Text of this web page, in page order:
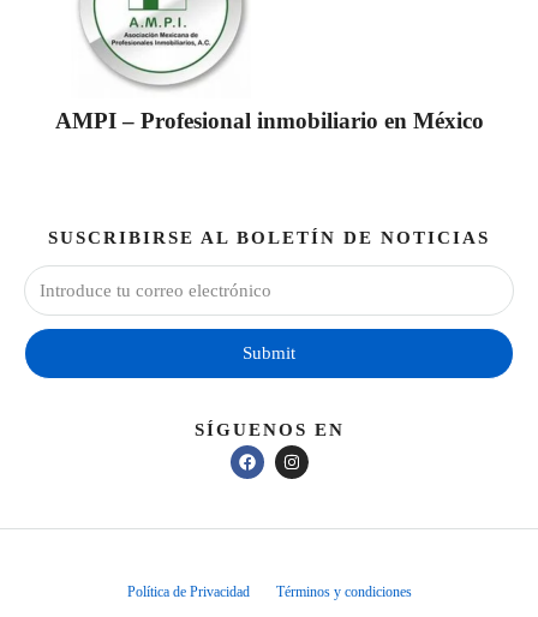
AMPI – Profesional inmobiliario en México
SUSCRIBIRSE AL BOLETÍN DE NOTICIAS
Submit
SÍGUENOS EN
Política de Privacidad
Términos y condiciones